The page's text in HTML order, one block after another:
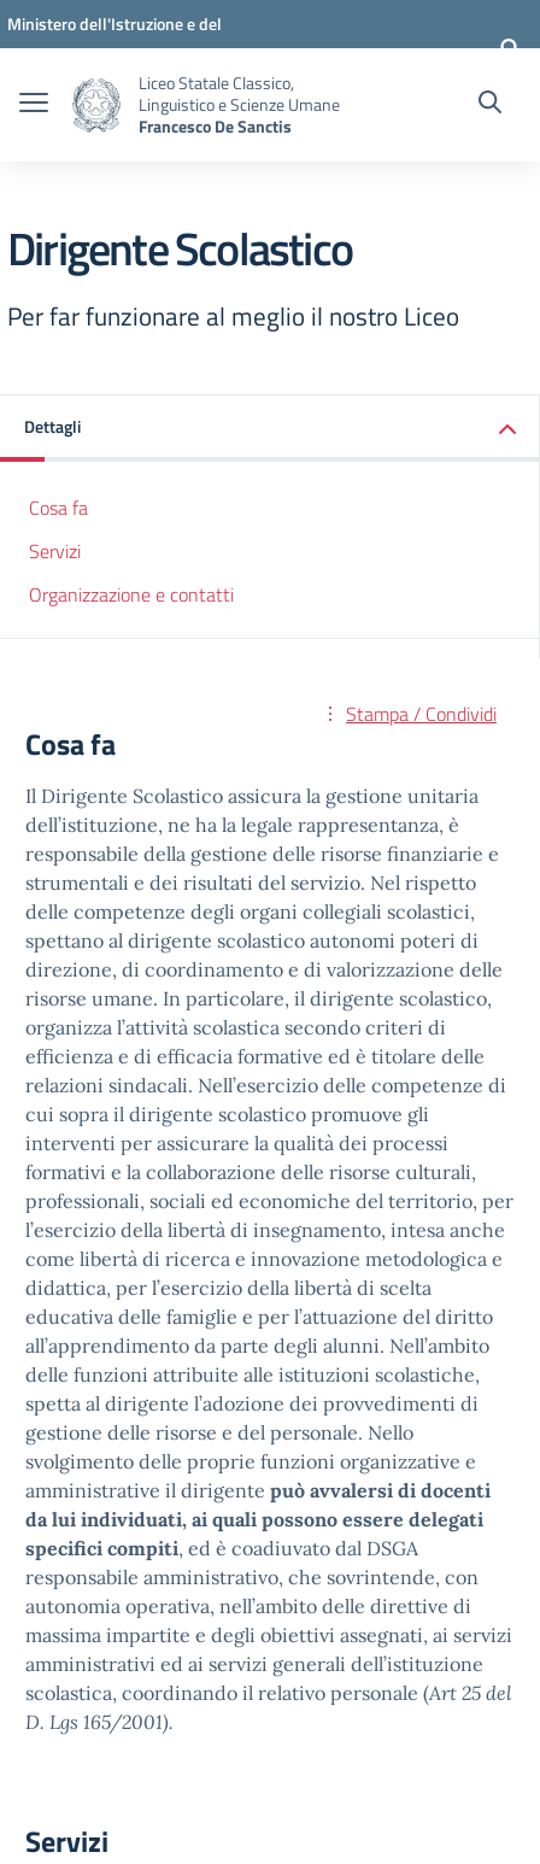
Vai ai contenuti
Vai al menu di navigazione
Vai al footer
Ministero dell'Istruzione e del
Liceo Statale Classico,
Linguistico e Scienze Umane
Francesco De Sanctis
Dirigente Scolastico
Per far funzionare al meglio il nostro Liceo
Dettagli
Cosa fa
Servizi
Organizzazione e contatti
Stampa / Condividi
Cosa fa
Il Dirigente Scolastico assicura la gestione unitaria
dell’istituzione, ne ha la legale rappresentanza, è
responsabile della gestione delle risorse finanziarie e
strumentali e dei risultati del servizio. Nel rispetto
delle competenze degli organi collegiali scolastici,
spettano al dirigente scolastico autonomi poteri di
direzione, di coordinamento e di valorizzazione delle
risorse umane. In particolare, il dirigente scolastico,
organizza l’attività scolastica secondo criteri di
efficienza e di efficacia formative ed è titolare delle
relazioni sindacali. Nell’esercizio delle competenze di
cui sopra il dirigente scolastico promuove gli
interventi per assicurare la qualità dei processi
formativi e la collaborazione delle risorse culturali,
professionali, sociali ed economiche del territorio, per
l’esercizio della libertà di insegnamento, intesa anche
come libertà di ricerca e innovazione metodologica e
didattica, per l’esercizio della libertà di scelta
educativa delle famiglie e per l’attuazione del diritto
all’apprendimento da parte degli alunni. Nell’ambito
delle funzioni attribuite alle istituzioni scolastiche,
spetta al dirigente l’adozione dei provvedimenti di
gestione delle risorse e del personale. Nello
svolgimento delle proprie funzioni organizzative e
amministrative il dirigente può avvalersi di docenti
da lui individuati, ai quali possono essere delegati
specifici compiti, ed è coadiuvato dal DSGA
responsabile amministrativo, che sovrintende, con
autonomia operativa, nell’ambito delle direttive di
massima impartite e degli obiettivi assegnati, ai servizi
amministrativi ed ai servizi generali dell’istituzione
scolastica, coordinando il relativo personale (Art 25 del
D. Lgs 165/2001).
Servizi